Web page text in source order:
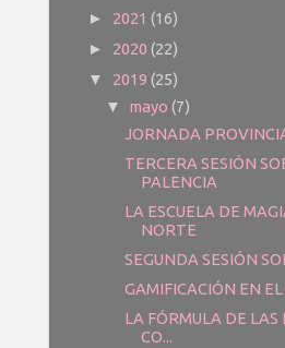
► 2021 (16)
► 2020 (22)
▼ 2019 (25)
▼mayo(7)
JORNADA
TERCERA SESIÓN
PALENCIA
LA ESCUELA DE
NORTE
SEGUNDA SESIÓN
GAMIFICACIÓN EN
LA FÓRMULA DE
CO...